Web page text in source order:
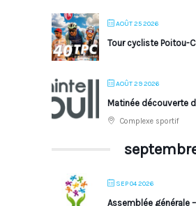
AOÛT 25 2026
Tour cycliste Poitou-
AOÛT 29 2026
Matinée découverte
Complexe sportif
SEP 04 2026
Assemblée générale